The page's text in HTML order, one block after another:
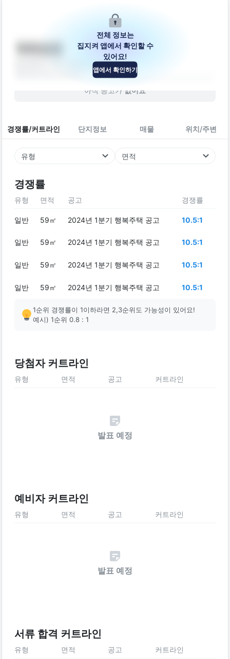
울산광역시 북구 호계3길 28-3
아직 공고가 없어요
경쟁률/커트라인 단지정보 매물 위치/주변
유형 면적
경쟁률
전체 정보는
집지켜 앱에서 확인할 수
있어요!
앱에서 확인하기
유형 면적 공고 경쟁률
일반 59㎡ 2024년 1분기 행복주택 공고 10.5:1
일반 59㎡ 2024년 1분기 행복주택 공고 10.5:1
일반 59㎡ 2024년 1분기 행복주택 공고 10.5:1
일반 59㎡ 2024년 1분기 행복주택 공고 10.5:1
1순위 경쟁률이 1이하라면 2,3순위도 가능성이 있어요!
예시) 1순위 0.8 : 1
당첨자 커트라인
유형 면적 공고 커트라인
발표 예정
예비자 커트라인
유형 면적 공고 커트라인
발표 예정
서류 합격 커트라인
유형 면적 공고 커트라인